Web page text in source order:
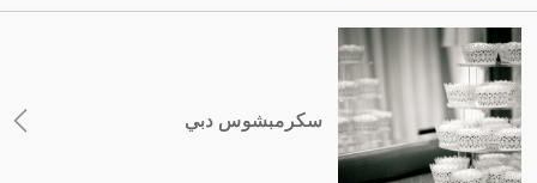
سكرمبشوس دبي